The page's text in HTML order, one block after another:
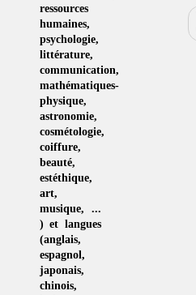
ressources
humaines,
psychologie,
littérature,
communication,
mathématiques-
physique,
astronomie,
cosmétologie,
coiffure,
beauté,
estéthique,
art,
musique, ...
) et langues
(anglais,
espagnol ,
japonais,
chinois,